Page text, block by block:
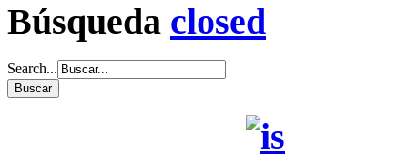
Búsqueda
Search...